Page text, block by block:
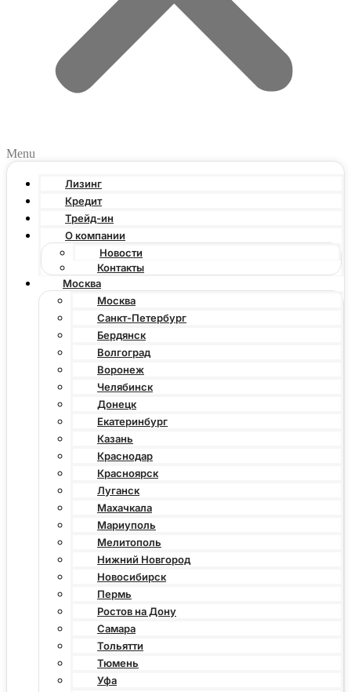
Menu
Лизинг
Кредит
Трейд-ин
О компании
Новости
Контакты
Москва
Москва
Санкт-Петербург
Бердянск
Волгоград
Воронеж
Челябинск
Донецк
Екатеринбург
Казань
Краснодар
Красноярск
Луганск
Махачкала
Мариуполь
Мелитополь
Нижний Новгород
Новосибирск
Пермь
Ростов на Дону
Самара
Тольятти
Тюмень
Уфа